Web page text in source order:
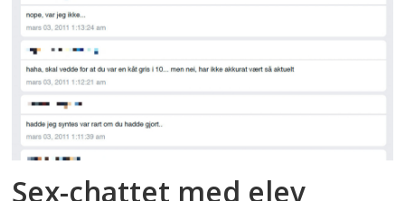
Sex-chattet med elev